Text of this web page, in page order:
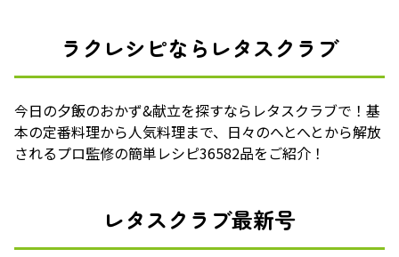
ラクレシピならレタスクラブ
今日の夕飯のおかず&献立を探すならレタスクラブで！基
本の定番料理から人気料理まで、日々のへとへとから解放
されるプロ監修の簡単レシピ36582品をご紹介！
レタスクラブ最新号